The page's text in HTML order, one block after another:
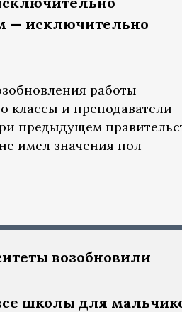
— исключительно
работы
классы и преподаватели
предыдущем
имел значения пол
возобновили
школы для